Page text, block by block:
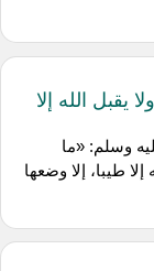
الله إلا
وسلم: «ما
طيبا، إلا وضعها